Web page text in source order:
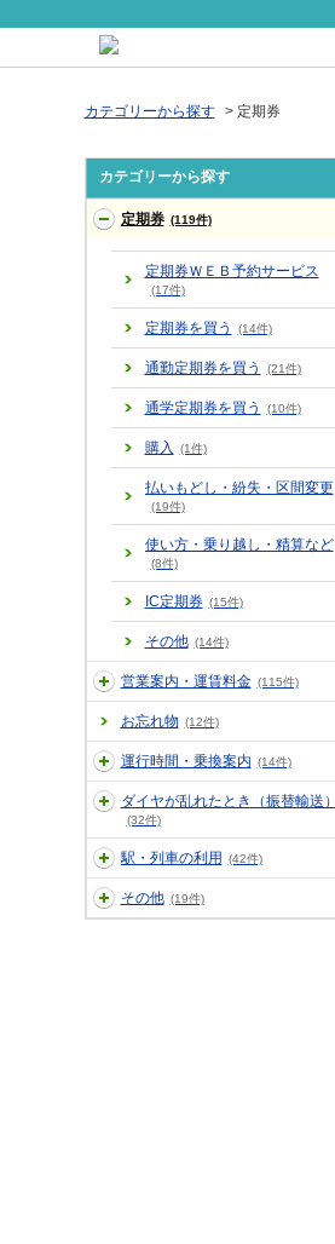
カテゴリーから探す > 定期券
カテゴリーから探す
定期券 (119件)
定期券ＷＥＢ予約サービス
(17件)
定期券を買う (14件)
通勤定期券を買う (21件)
通学定期券を買う (10件)
購入 (1件)
払いもどし・紛失・区間変更
(19件)
使い方・乗り越し・精算など
(8件)
IC定期券 (15件)
その他 (14件)
営業案内・運賃料金 (115件)
お忘れ物 (12件)
運行時間・乗換案内 (14件)
ダイヤが乱れたとき（振替輸送）
(32件)
駅・列車の利用 (42件)
その他 (19件)